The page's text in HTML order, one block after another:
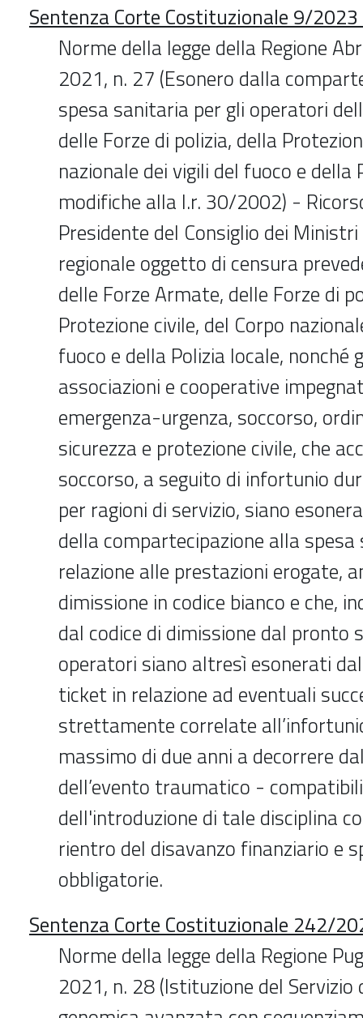
Sentenza Corte Costituzionale 9/
Norme della legge della Regione
2021, n. 27 (Esonero dalla
spesa sanitaria per gli operatori
delle Forze di polizia, della
nazionale dei vigili del fuoco e della
modifiche alla l.r. 30/2002) -
Presidente del Consiglio dei
regionale oggetto di censura
delle Forze Armate, delle Forze di
Protezione civile, del Corpo
fuoco e della Polizia locale, nonché
associazioni e cooperative
emergenza-urgenza, soccorso,
sicurezza e protezione civile, che
soccorso, a seguito di infortunio
per ragioni di servizio, siano
della compartecipazione alla
relazione alle prestazioni erogate,
dimissione in codice bianco e che,
dal codice di dimissione dal pronto
operatori siano altresì esonerati
ticket in relazione ad eventuali
strettamente correlate
massimo di due anni a decorrere
dell’evento traumatico -
dell'introduzione di tale disciplina
rientro del disavanzo finanziario e
obbligatorie.
Sentenza Corte Costituzionale 242/
Norme della legge della Regione
2021, n. 28 (Istituzione del Servizio